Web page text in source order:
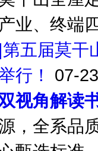
干山全屋
业、终端
第五届莫
行！ 07-
视角解读
，全系品